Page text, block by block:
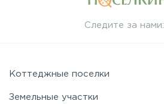
Следите за нами:
Коттеджные поселки
Земельные участки